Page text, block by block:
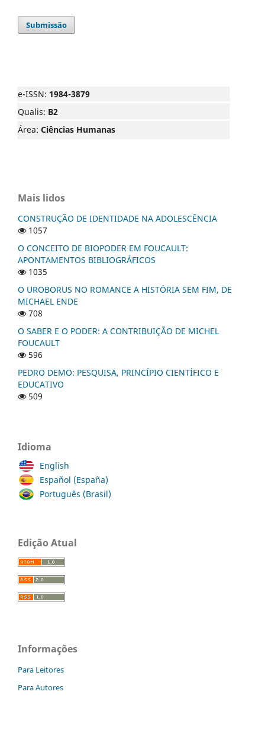
Submissão
e-ISSN: 1984-3879
Qualis: B2
Área: Ciências Humanas
Mais lidos
CONSTRUÇÃO DE IDENTIDADE NA ADOLESCÊNCIA
1057
O CONCEITO DE BIOPODER EM FOUCAULT:
APONTAMENTOS BIBLIOGRÁFICOS
1035
O UROBORUS NO ROMANCE A HISTÓRIA SEM FIM, DE
MICHAEL ENDE
708
O SABER E O PODER: A CONTRIBUIÇÃO DE MICHEL
FOUCAULT
596
PEDRO DEMO: PESQUISA, PRINCÍPIO CIENTÍFICO E
EDUCATIVO
509
Idioma
English
Español (España)
Português (Brasil)
Edição Atual
Informações
Para Leitores
Para Autores